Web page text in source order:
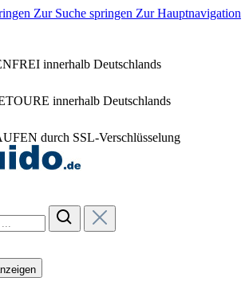
Zur Suche springen Zur Hauptnavigation
innerhalb Deutschlands
innerhalb Deutschlands
durch SSL-Verschlüsselung